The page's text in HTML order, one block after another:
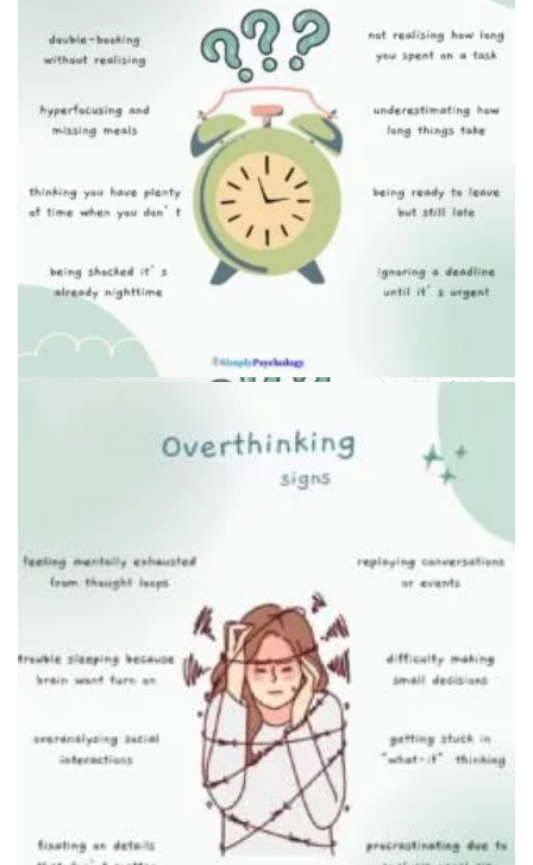
Минималистичный интерьер для снижения стресса
Концепция управления энергией ложками
Креативные стикеры-напоминания на зеркале